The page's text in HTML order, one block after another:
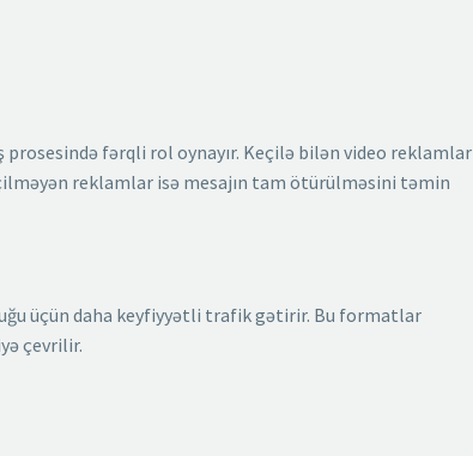
fərqli rol oynayır. Keçilə bilən video reklamlar
reklamlar isə mesajın tam ötürülməsini təmin
üçün daha keyfiyyətli trafik gətirir. Bu formatlar
çevrilir.